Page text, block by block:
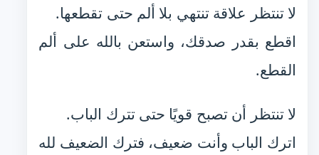
لا تنتظر علاقة تنتهي بلا ألم حتى تقطعها.
اقطع بقدر صدقك، واستعن بالله على ألم
القطع.
لا تنتظر أن تصبح قويًا حتى تترك الباب.
اترك الباب وأنت ضعيف، فترك الضعيف لله